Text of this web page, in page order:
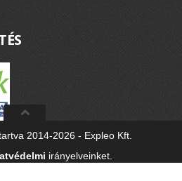
2014-2026 - Expleo Kft.
irányelveinket.